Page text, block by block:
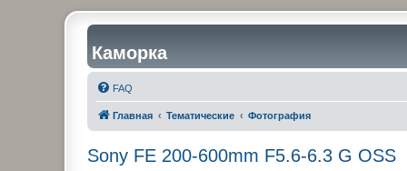
Каморка
FAQ
Главная Тематические Фотография
Sony FE 200-600mm F5.6-6.3 G OSS